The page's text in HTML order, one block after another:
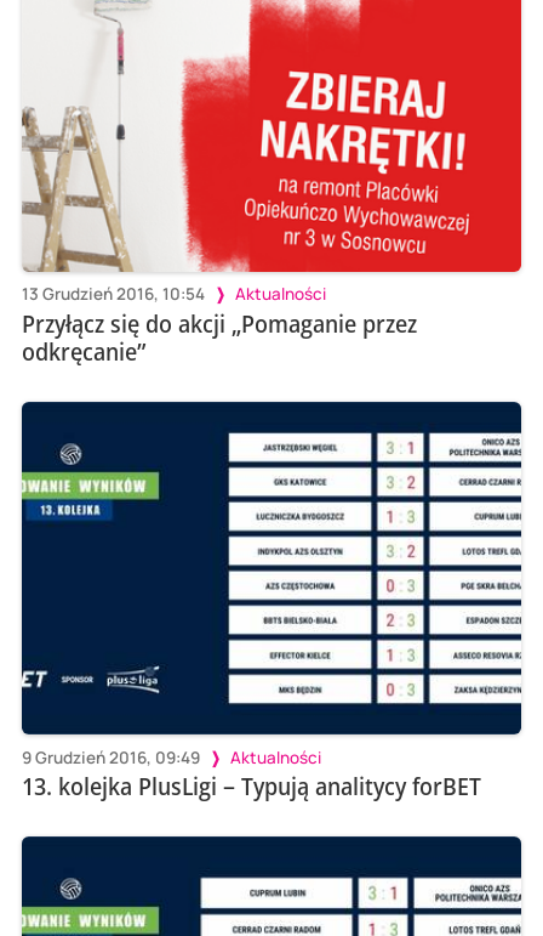
13 Grudzień 2016, 10:54 Aktualności
Przyłącz się do akcji „Pomaganie przez
odkręcanie”
9 Grudzień 2016, 09:49 Aktualności
13. kolejka PlusLigi – Typują analitycy forBET